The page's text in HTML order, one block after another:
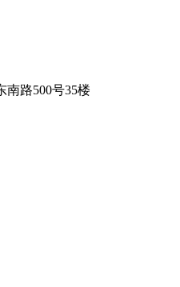
南路500号35楼